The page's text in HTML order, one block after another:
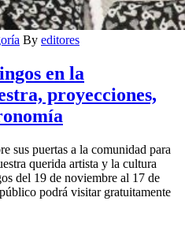
By editores
en la
proyecciones,
sus puertas a la comunidad para
querida artista y la cultura
del 19 de noviembre al 17 de
podrá visitar gratuitamente